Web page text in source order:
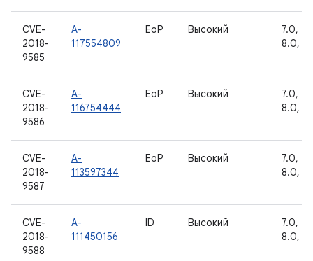
CVE-
2018-
9585
A-
117554809
EoP Высокий
7.0,
8.0,
CVE-
2018-
9586
A-
116754444
EoP Высокий
7.0,
8.0,
CVE-
2018-
9587
A-
113597344
EoP Высокий
7.0,
8.0,
CVE-
2018-
9588
A-
111450156
ID Высокий
7.0,
8.0,